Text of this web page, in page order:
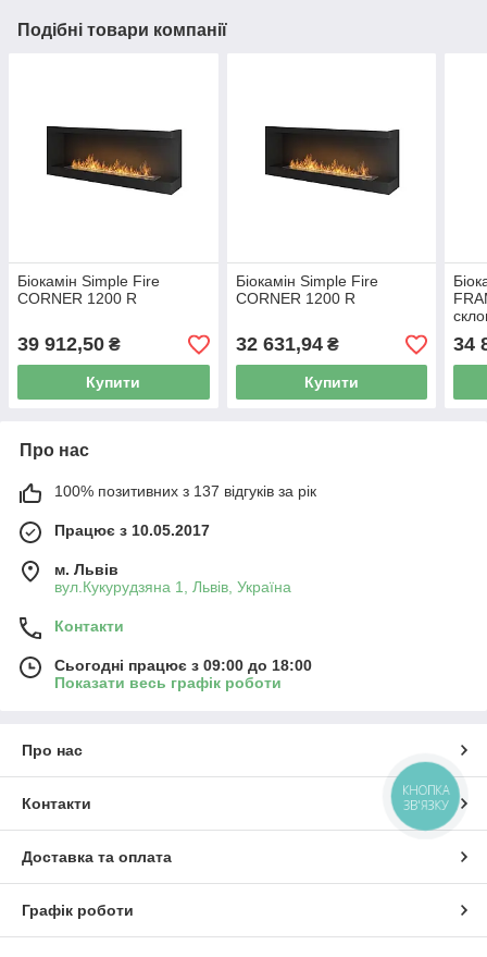
Подібні товари компанії
Біокамін Simple Fire
CORNER 1200 R
39 912,50 ₴
Купити
Біокамін Simple Fire
CORNER 1200 R
32 631,94₴
Купити
34
Про нас
100% позитивних з 137 відгуків за рік
Працює з 10.05.2017
м. Львів
вул.Кукурудзяна 1, Львів, Україна
Контакти
Сьогодні працює з 09:00 до 18:00
Показати весь графік роботи
Про нас
Контакти
Доставка та оплата
Графік роботи
КНОПКА
ЗВ'ЯЗКУ